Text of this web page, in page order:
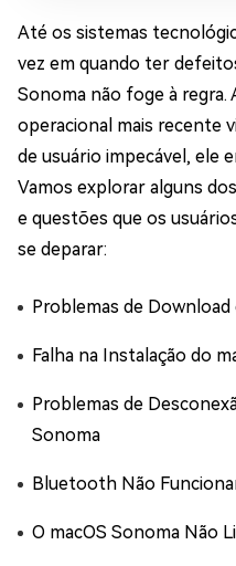
Até os sistemas
vez em quando ter
Sonoma não foge à regra.
operacional mais recente
de usuário impecável, ele
Vamos explorar alguns
e questões que os
se deparar:
Problemas de Download
Falha na Instalação do
Problemas de
Sonoma
Bluetooth Não
O macOS Sonoma Não